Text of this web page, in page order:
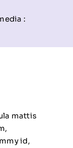
:
mattis
id,